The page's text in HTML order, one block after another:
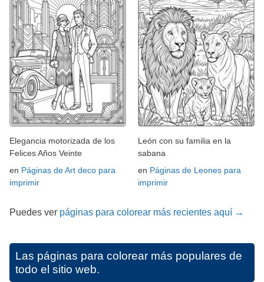
Elegancia motorizada de los
Felices Años Veinte
en Páginas de Art deco para
imprimir
León con su familia en la
sabana
en Páginas de Leones para
imprimir
Puedes ver páginas para colorear más recientes aquí →
Las páginas para colorear más populares de
todo el sitio web.